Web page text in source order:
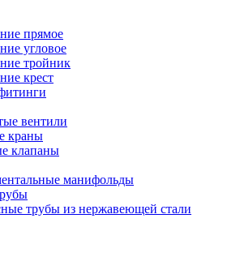
прямое
угловое
тройник
крест
вентили
краны
клапаны
манифольды
трубы из нержавеющей стали